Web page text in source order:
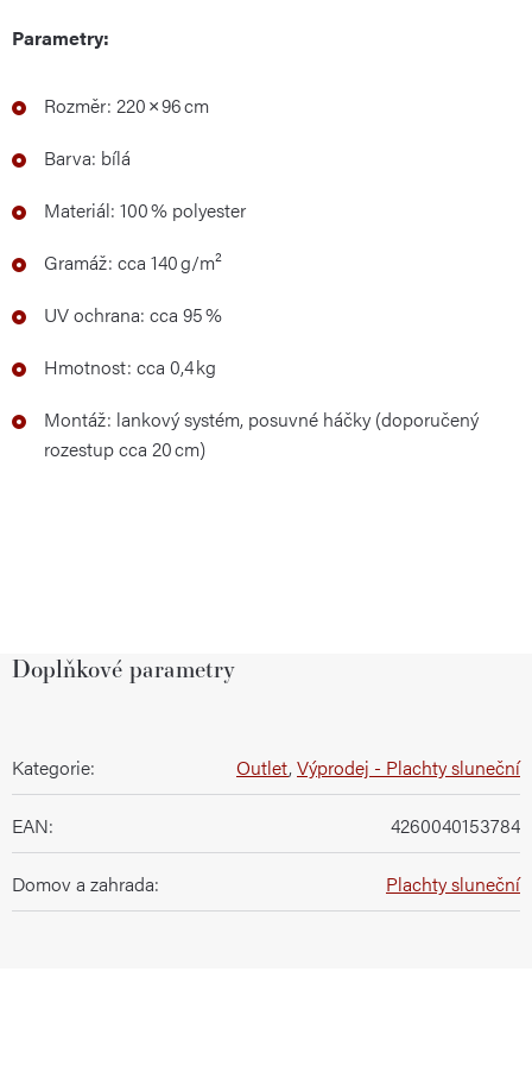
Parametry:
Rozměr: 220 × 96 cm
Barva: bílá
Materiál: 100 % polyester
Gramáž: cca 140 g/m²
UV ochrana: cca 95 %
Hmotnost: cca 0,4 kg
Montáž: lankový systém, posuvné háčky (doporučený
rozestup cca 20 cm)
Doplňkové parametry
Kategorie: Outlet,Výprodej - Plachty sluneční
EAN: 4260040153784
Domov a zahrada: Plachty sluneční